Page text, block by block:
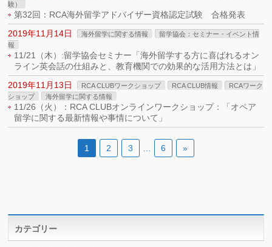
験）
第32回：RCA海外留学アドバイザー資格認定試験 合格発表
2019年11月14日
海外留学に関する情報
留学協会：セミナー・イベント情
報
11/21（木）:留学協会セミナー「海外留学する方に喜ばれるオン
ライン英会話の仕組みと、教育機関での効果的な活用方法とは」
2019年11月13日
RCA CLUBワークショップ RCA CLUB情報
RCAワーク
ショップ
海外留学に関する情報
11/26（火）：RCA CLUBオンラインワークショップ：「オペア
留学に関する最新情報や事情について」
1 2 3 6 »
カテゴリー